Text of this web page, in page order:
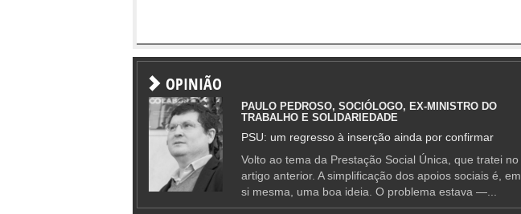
OPINIÃO
PAULO PEDROSO, SOCIÓLOGO, EX-MINISTRO DO
TRABALHO E SOLIDARIEDADE
PSU: um regresso à inserção ainda por confirmar
Volto ao tema da Prestação Social Única, que tratei no
artigo anterior. A simplificação dos apoios sociais é, em
si mesma, uma boa ideia. O problema estava —...